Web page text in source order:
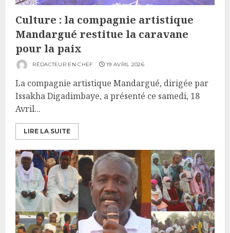
Culture : la compagnie artistique
Mandargué restitue la caravane
pour la paix
RÉDACTEUR EN CHEF 19 AVRIL 2026
La compagnie artistique Mandargué, dirigée par
Issakha Digadimbaye, a présenté ce samedi, 18
Avril...
LIRE LA SUITE